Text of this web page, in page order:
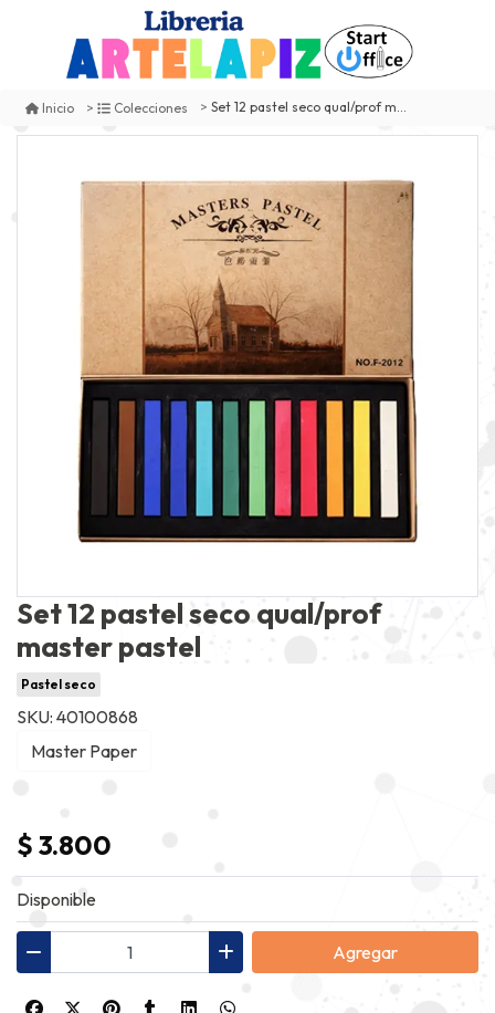
Inicio Colecciones Set 12 pastel seco qual/prof master pastel
Set 12 pastel seco qual/prof
master pastel
Pastel seco
SKU: 40100868
Master Paper
$ 3.800
Disponible
Agregar